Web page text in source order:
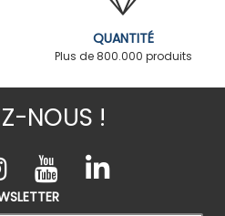
QUANTITÉ
Plus de 800.000 produits
NOUS !